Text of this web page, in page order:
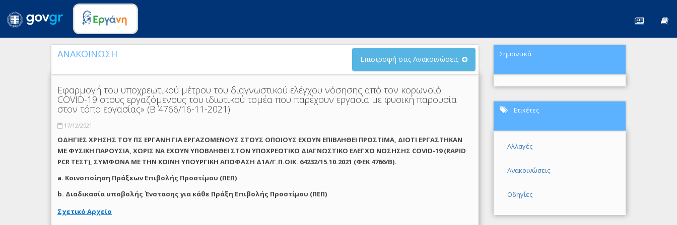
ΑΝΑΚΟΙΝΩΣΗ Επιστροφή στις Ανακοινώσεις
Εφαρμογή του υποχρεωτικού μέτρου του διαγνωστικού ελέγχου νόσησης από τον κορωνοϊό
COVID-19 στους εργαζόμενους του ιδιωτικού τομέα που παρέχουν εργασία με φυσική παρουσία
στον τόπο εργασίας» (Β΄ 4766/16-11-2021)
17/12/2021
ΟΔΗΓΙΕΣ ΧΡΗΣΗΣ ΤΟΥ ΠΣ ΕΡΓΑΝΗ ΓΙΑ ΕΡΓΑΖΟΜΕΝΟΥΣ ΣΤΟΥΣ ΟΠΟΙΟΥΣ ΕΧΟΥΝ ΕΠΙΒΛΗΘΕΙ ΠΡΟΣΤΙΜΑ, ΔΙΟΤΙ ΕΡΓΑΣΤΗΚΑΝ
ΜΕ ΦΥΣΙΚΗ ΠΑΡΟΥΣΙΑ, ΧΩΡΙΣ ΝΑ ΕΧΟΥΝ ΥΠΟΒΛΗΘΕΙ ΣΤΟΝ ΥΠΟΧΡΕΩΤΙΚΟ ΔΙΑΓΝΩΣΤΙΚΟ ΕΛΕΓΧΟ ΝΟΣΗΣΗΣ COVID-19 (RAPID
PCR ΤΕΣΤ), ΣΥΜΦΩΝΑ ΜΕ THN ΚΟΙΝΗ ΥΠΟΥΡΓΙΚΗ ΑΠΟΦΑΣΗ Δ1Α/Γ.Π.ΟΙΚ. 64232/15.10.2021 (ΦΕΚ 4766/Β).
a. Κοινοποίηση Πράξεων Επιβολής Προστίμου (ΠΕΠ)
b. Διαδικασία υποβολής Ένστασης για κάθε Πράξη Επιβολής Προστίμου (ΠΕΠ)
Σχετικό Αρχείο
Σημαντικά
Ετικέτες
Αλλαγές
Ανακοινώσεις
Οδηγίες